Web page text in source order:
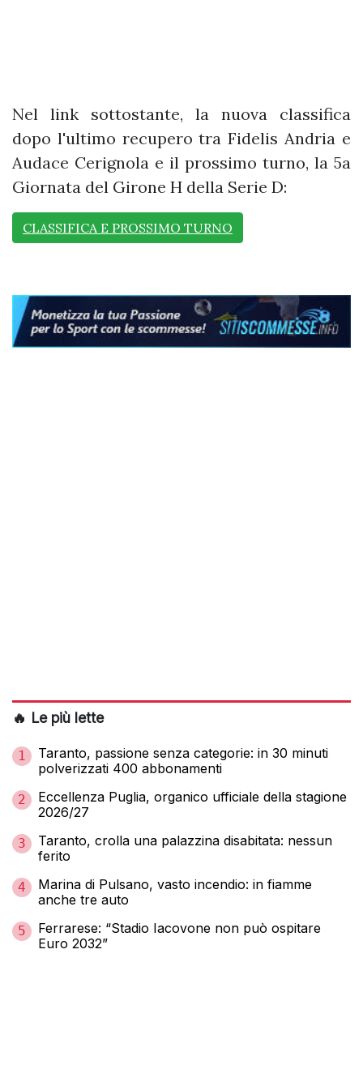
Nel link sottostante, la nuova classifica
dopo l'ultimo recupero tra Fidelis Andria e
Audace Cerignola e il prossimo turno, la 5a
Giornata del Girone H della Serie D:
CLASSIFICA E PROSSIMO TURNO
🔥 Le più lette
1
Taranto, passione senza categorie: in 30 minuti
polverizzati 400 abbonamenti
2
Eccellenza Puglia, organico ufficiale della stagione
2026/27
3
Taranto, crolla una palazzina disabitata: nessun
ferito
4
Marina di Pulsano, vasto incendio: in fiamme
anche tre auto
5
Ferrarese: “Stadio Iacovone non può ospitare
Euro 2032”